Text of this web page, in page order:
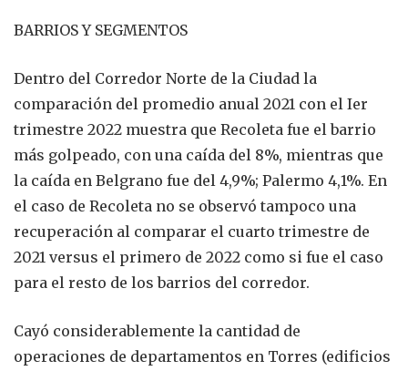
BARRIOS Y SEGMENTOS
Dentro del Corredor Norte de la Ciudad la
comparación del promedio anual 2021 con el Ier
trimestre 2022 muestra que Recoleta fue el barrio
más golpeado, con una caída del 8%, mientras que
la caída en Belgrano fue del 4,9%; Palermo 4,1%. En
el caso de Recoleta no se observó tampoco una
recuperación al comparar el cuarto trimestre de
2021 versus el primero de 2022 como si fue el caso
para el resto de los barrios del corredor.
Cayó considerablemente la cantidad de
operaciones de departamentos en Torres (edificios